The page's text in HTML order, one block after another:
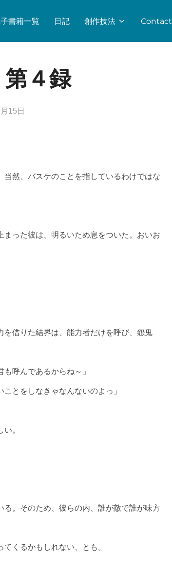
書籍一覧 日記 創作技法 Contact
４録
15日
然、バスケのことを指しているわけではな
った彼は、明るいため息をついた。おいお
借りた結界は、能力者だけを呼び、怨鬼
呼んであるからね～」
とをしなきゃなんないのよっ」
。
。そのため、彼らの内、誰が敵で誰が味方
くるかもしれない、とも。